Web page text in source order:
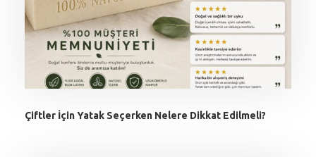
Çiftler İçin Yatak Seçerken Nelere Dikkat Edilmeli?